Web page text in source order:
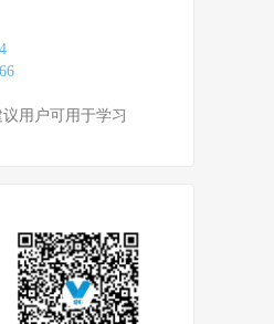
用户可用于学习